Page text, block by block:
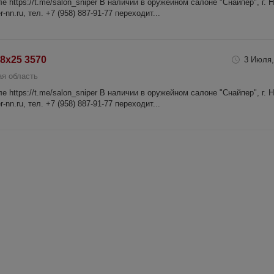
https://t.me/salon_sniper В наличии в оружейном салоне "Снайпер", г.
тел. +7 (958) 887-91-77 переходит...
3570
3
область
https://t.me/salon_sniper В наличии в оружейном салоне "Снайпер", г.
тел. +7 (958) 887-91-77 переходит...